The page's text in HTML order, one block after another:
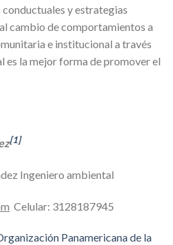
y estrategias
cambio de comportamientos a
e institucional a través
es la mejor forma de promover el
[1]
Ingeniero ambiental
Celular: 3128187945
Panamericana de la